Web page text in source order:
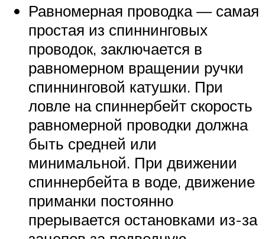
Равномерная проводка — самая
простая из спиннинговых
проводок, заключается в
равномерном вращении ручки
спиннинговой катушки. При
ловле на спиннербейт скорость
равномерной проводки должна
быть средней или
минимальной. При движении
спиннербейта в воде, движение
приманки постоянно
прерывается остановками из-за